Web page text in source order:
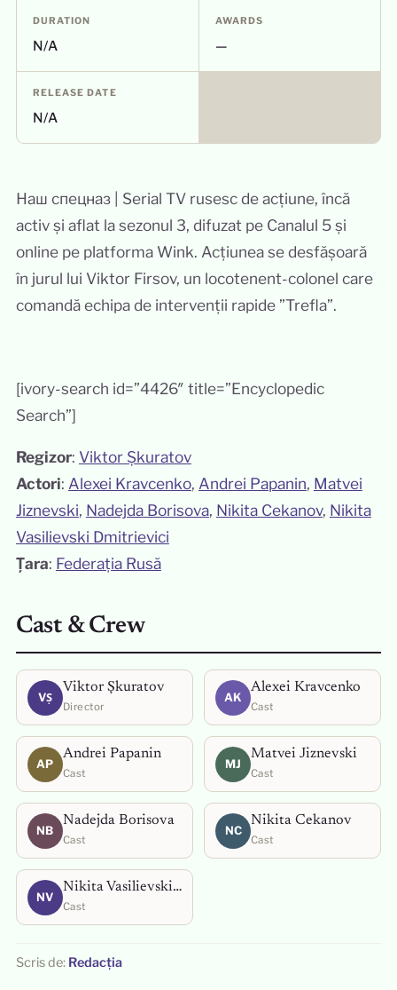
DURATION
N/A
AWARDS
—
RELEASE DATE
N/A
Наш спецназ | Serial TV rusesc de acțiune, încă
activ și aflat la sezonul 3, difuzat pe Canalul 5 și
online pe platforma Wink. Acțiunea se desfășoară
în jurul lui Viktor Firsov, un locotenent-colonel care
comandă echipa de intervenții rapide ”Trefla”.
[ivory-search id=”4426″ title=”Encyclopedic
Search”]
Regizor: Viktor Șkuratov
Actori: Alexei Kravcenko, Andrei Papanin, Matvei
Jiznevski, Nadejda Borisova, Nikita Cekanov, Nikita
Vasilievski Dmitrievici
Țara: Federația Rusă
Cast & Crew
VȘ
Viktor Șkuratov
Director
AK
Alexei Kravcenko
Cast
AP
Andrei Papanin
Cast
MJ
Matvei Jiznevski
Cast
NB
Nadejda Borisova
Cast
NC
Nikita Cekanov
Cast
NV
Nikita Vasilievski Dmitrievici
Cast
Scris de: Redacția